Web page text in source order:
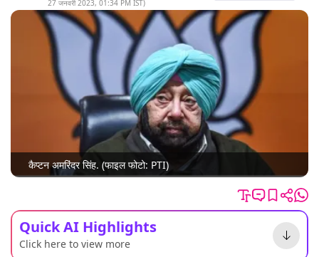
27 जनवरी 2023, 01:34 PM IST)
कैप्टन अमरिंदर सिंह. (फाइल फोटो: PTI)
Quick AI Highlights
Click here to view more